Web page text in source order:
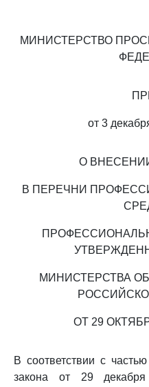
МИНИСТЕРСТВО
от 3
О
В ПЕРЕЧНИ
МИНИСТЕРСТВА
ОТ 29
В соответствии с
закона от 29